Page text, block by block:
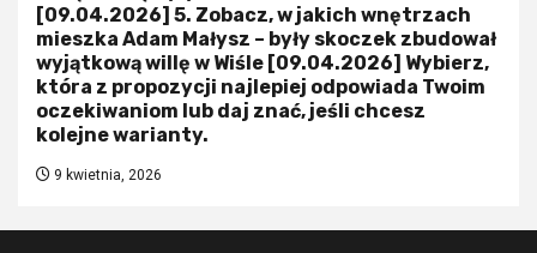
[09.04.2026] 5. Zobacz, w jakich wnętrzach
mieszka Adam Małysz – były skoczek zbudował
wyjątkową willę w Wiśle [09.04.2026] Wybierz,
która z propozycji najlepiej odpowiada Twoim
oczekiwaniom lub daj znać, jeśli chcesz
kolejne warianty.
9 kwietnia, 2026